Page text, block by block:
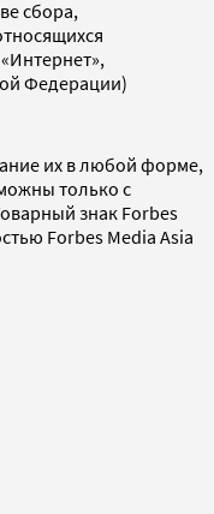
сбора,
Федерации)
их в любой форме,
только с
знак Forbes
Forbes Media Asia